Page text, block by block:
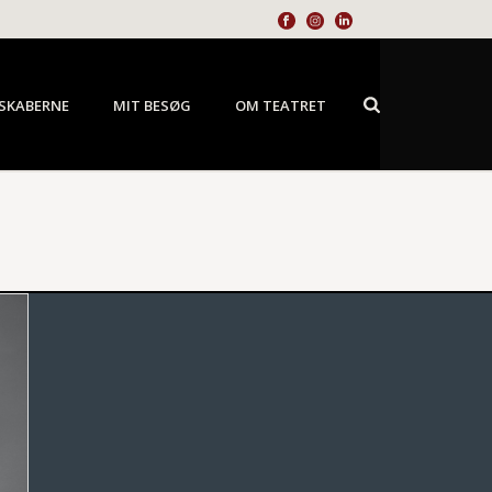
MIT BESØG OM TEATRET